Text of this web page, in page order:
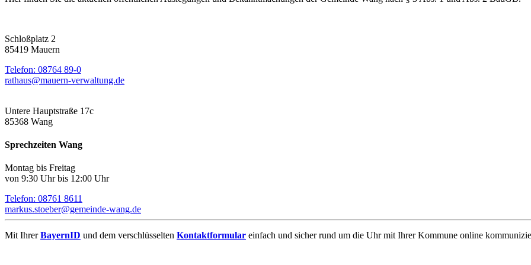
Schloßplatz 2
85419 Mauern
Telefon: 08764 89-0
rathaus@mauern-verwaltung.de
Untere Hauptstraße 17c
85368 Wang
Sprechzeiten Wang
Montag bis Freitag
von 9:30 Uhr bis 12:00 Uhr
Telefon: 08761 8611
markus.stoeber@gemeinde-wang.de
Mit IhrerBayernID und dem verschlüsselten Kontaktformular einfach und sicher rund um die Uhr mit Ihrer Kommune online